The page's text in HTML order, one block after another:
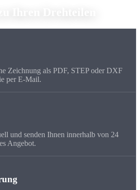
Zeichnung als PDF, STEP oder DXF
per E-Mail.
und senden Ihnen innerhalb von 24
Angebot.